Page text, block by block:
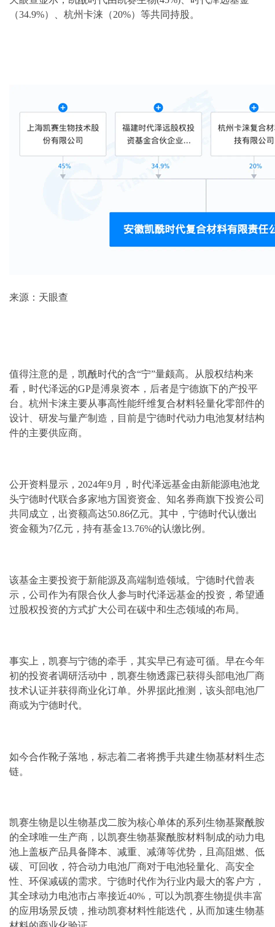
（34.9%）、杭州卡涞（20%）等共同持股。
来源：天眼查
值得注意的是，凯酰时代的含“宁”量颇高。从股权结构来
看，时代泽远的GP是溥泉资本，后者是宁德旗下的产投平
台。杭州卡涞主要从事高性能纤维复合材料轻量化零部件的
设计、研发与量产制造，目前是宁德时代动力电池复材结构
件的主要供应商。
公开资料显示，2024年9月，时代泽远基金由新能源电池龙
头宁德时代联合多家地方国资资金、知名券商旗下投资公司
共同成立，出资额高达50.86亿元。其中，宁德时代认缴出
资金额为7亿元，持有基金13.76%的认缴比例。
该基金主要投资于新能源及高端制造领域。宁德时代曾表
示，公司作为有限合伙人参与时代泽远基金的投资，希望通
过股权投资的方式扩大公司在碳中和生态领域的布局。
事实上，凯赛与宁德的牵手，其实早已有迹可循。早在今年
初的投资者调研活动中，凯赛生物透露已获得头部电池厂商
技术认证并获得商业化订单。外界据此推测，该头部电池厂
商或为宁德时代。
如今合作靴子落地，标志着二者将携手共建生物基材料生态
链。
凯赛生物是以生物基戊二胺为核心单体的系列生物基聚酰胺
的全球唯一生产商，以凯赛生物基聚酰胺材料制成的动力电
池上盖板产品具备降本、减重、减薄等优势，且高阻燃、低
碳、可回收，符合动力电池厂商对于电池轻量化、高安全
性、环保减碳的需求。宁德时代作为行业内最大的客户方，
其全球动力电池市占率接近40%，可以为凯赛生物提供丰富
的应用场景反馈，推动凯赛材料性能迭代，从而加速生物基